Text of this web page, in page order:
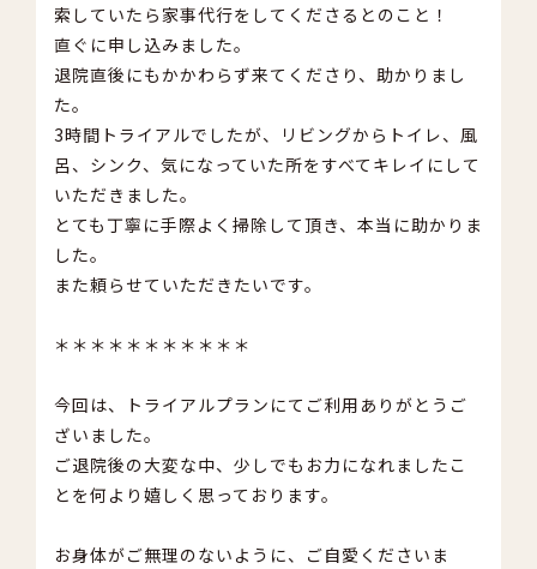
索していたら家事代行をしてくださるとのこと！
直ぐに申し込みました。
退院直後にもかかわらず来てくださり、助かりまし
た。
3時間トライアルでしたが、リビングからトイレ、風
呂、シンク、気になっていた所をすべてキレイにして
いただきました。
とても丁寧に手際よく掃除して頂き、本当に助かりま
した。
また頼らせていただきたいです。
＊＊＊＊＊＊＊＊＊＊＊
今回は、トライアルプランにてご利用ありがとうご
ざいました。
ご退院後の大変な中、少しでもお力になれましたこ
とを何より嬉しく思っております。
お身体がご無理のないように、ご自愛くださいま